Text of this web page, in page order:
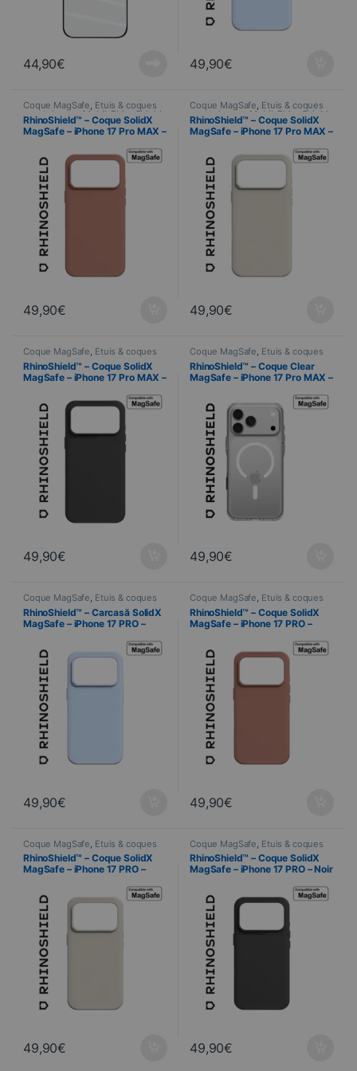
44,90€ 49,90€
Coque MagSafe, Étuis & coques
smartphones, Mobil RhinoShield
Telefonie
RhinoShield™ – Coque SolidX
MagSafe – iPhone 17 Pro MAX –
49,90€
Coque MagSafe, Étuis & coques
smartphones, Mobil RhinoShield
Telefonie
RhinoShield™ – Coque SolidX
MagSafe – iPhone 17 Pro MAX –
49,90€
Coque MagSafe, Étuis & coques
smartphones, Mobil RhinoShield
Telefonie
RhinoShield™ – Coque SolidX
MagSafe – iPhone 17 Pro MAX –
49,90€
Coque MagSafe, Étuis & coques
smartphones, Mobil RhinoShield
Telefonie
RhinoShield™ – Coque Clear
MagSafe – iPhone 17 Pro MAX –
49,90€
Coque MagSafe, Étuis & coques
smartphones, Mobil RhinoShield
Telefonie
RhinoShield™ – Carcasă SolidX
MagSafe – iPhone 17 PRO –
49,90€
Coque MagSafe, Étuis & coques
smartphones, Mobil RhinoShield
Telefonie
RhinoShield™ – Coque SolidX
MagSafe – iPhone 17 PRO –
49,90€
Coque MagSafe Étuis & coques
smartphones, Mobil RhinoShield
Telefonie
RhinoShield™ – Coque SolidX
MagSafe – iPhone 17 PRO –
49,90€
Coque MagSafe Étuis & coques
smartphones, Mobil RhinoShield
Telefonie
RhinoShield™ – Coque SolidX
MagSafe – iPhone 17 PRO – Noir
49,90€